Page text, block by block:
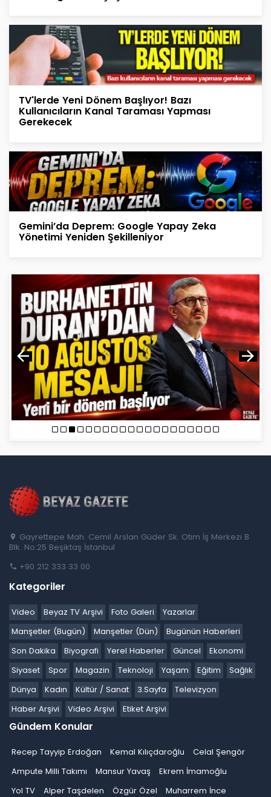
TV'lerde Yeni Dönem Başlıyor! Bazı
Kullanıcıların Kanal Taraması Yapması
Gerekecek
Gemini’da Deprem: Google Yapay Zeka
Yönetimi Yeniden Şekilleniyor
Gayrettepe Mah. Cemil Arslan Güder Sk. Otim İş Merkezi B
Blk. No:25 Beşiktaş İstanbul
+90 212 333 33 00
Kategoriler
Video Beyaz TV Arşivi Foto Galeri
Yazarlar
Manşetler (Bugün)
Manşetler (Dün)
Bugünün Haberleri
Son Dakika
Biyografi Yerel Haberler Güncel
Ekonomi
Siyaset
Spor Magazin Teknoloji Yaşam Eğitim
Sağlık
Dünya
Kadın Kültür / Sanat 3.Sayfa
Televizyon
Haber Arşivi
Video Arşivi Etiket Arşivi
Gündem Konular
Recep Tayyip Erdoğan Kemal Kılıçdaroğlu
Celal Şengör
Ampute Milli Takımı
Mansur Yavaş
Ekrem İmamoğlu
Yol TV
Alper Taşdelen Özgür Özel
Muharrem İnce